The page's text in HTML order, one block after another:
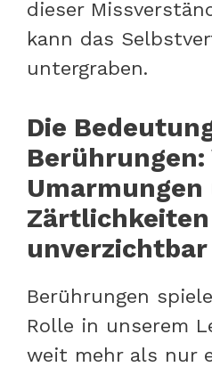
dieser
kann das
untergraben.
Die
Berührungen:
Umarmungen
Zärtlichkeiten
unverzichtbar
Berührungen
Rolle in unserem
weit mehr als nur